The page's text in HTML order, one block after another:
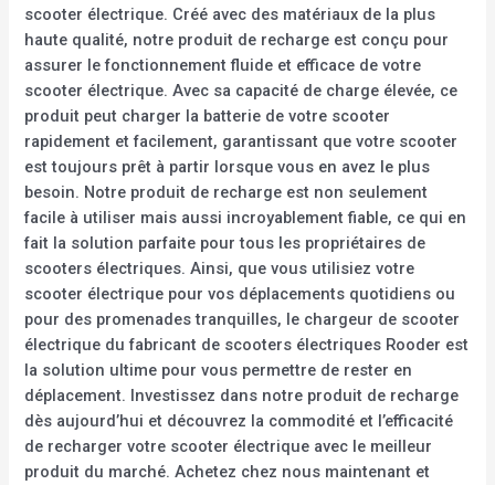
scooter électrique. Créé avec des matériaux de la plus
haute qualité, notre produit de recharge est conçu pour
assurer le fonctionnement fluide et efficace de votre
scooter électrique. Avec sa capacité de charge élevée, ce
produit peut charger la batterie de votre scooter
rapidement et facilement, garantissant que votre scooter
est toujours prêt à partir lorsque vous en avez le plus
besoin. Notre produit de recharge est non seulement
facile à utiliser mais aussi incroyablement fiable, ce qui en
fait la solution parfaite pour tous les propriétaires de
scooters électriques. Ainsi, que vous utilisiez votre
scooter électrique pour vos déplacements quotidiens ou
pour des promenades tranquilles, le chargeur de scooter
électrique du fabricant de scooters électriques Rooder est
la solution ultime pour vous permettre de rester en
déplacement. Investissez dans notre produit de recharge
dès aujourd’hui et découvrez la commodité et l’efficacité
de recharger votre scooter électrique avec le meilleur
produit du marché. Achetez chez nous maintenant et